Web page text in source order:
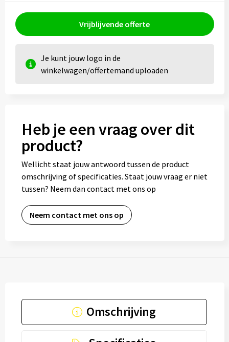
Vrijblijvende offerte
Je kunt jouw logo in de
winkelwagen/offertemand uploaden
Heb je een vraag over dit
product?
Wellicht staat jouw antwoord tussen de product
omschrijving of specificaties. Staat jouw vraag er niet
tussen? Neem dan contact met ons op
Neem contact met ons op
Omschrijving